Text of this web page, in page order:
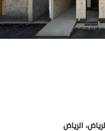
الرياض